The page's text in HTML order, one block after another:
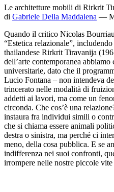
Le architetture mobili di Rirkrit
di Gabriele Della Maddalena —
Quando il critico Nicolas
“Estetica relazionale”,
thailandese Rirkrit Tiravanija
dell’arte contemporanea
universitarie, dato che il
Lucio Fontana – non intendeva
trincerato nelle modalità di
addetti ai lavori, ma come un
circonda. Che cos’è una
instaura fra individui simili o
che si chiama essere animali
destra o sinistra, ma perché ci
meno, della cosa pubblica. E se
indifferenza nei suoi confronti,
irrompere nelle nostre piccole vite